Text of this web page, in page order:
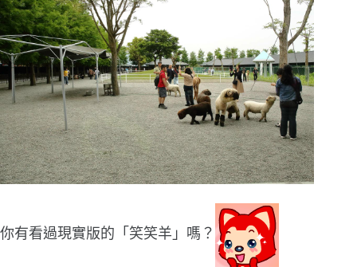
你有看過現實版的「笑笑羊」嗎？